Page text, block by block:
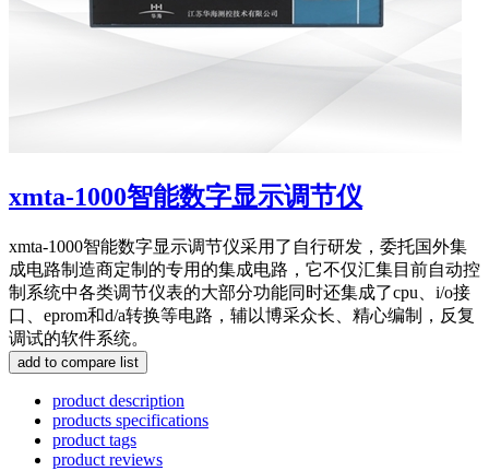
xmta-1000智能数字显示调节仪
xmta-1000智能数字显示调节仪采用了自行研发，委托国外集
成电路制造商定制的专用的集成电路，它不仅汇集目前自动控
制系统中各类调节仪表的大部分功能同时还集成了cpu、i/o接
口、eprom和d/a转换等电路，辅以博采众长、精心编制，反复
调试的软件系统。
product description
products specifications
product tags
product reviews